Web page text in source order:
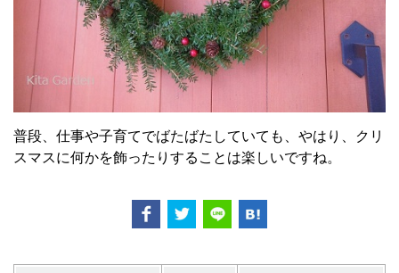
普段、仕事や子育てでばたばたしていても、やはり、クリ
スマスに何かを飾ったりすることは楽しいですね。